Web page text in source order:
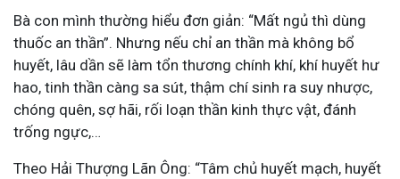
Bà con mình thường hiểu đơn giản: “Mất ngủ thì dùng
thuốc an thần”. Nhưng nếu chỉ an thần mà không bổ
huyết, lâu dần sẽ làm tổn thương chính khí, khí huyết hư
hao, tinh thần càng sa sút, thậm chí sinh ra suy nhược,
chóng quên, sợ hãi, rối loạn thần kinh thực vật, đánh
trống ngực,…
Theo Hải Thượng Lãn Ông: “Tâm chủ huyết mạch, huyết